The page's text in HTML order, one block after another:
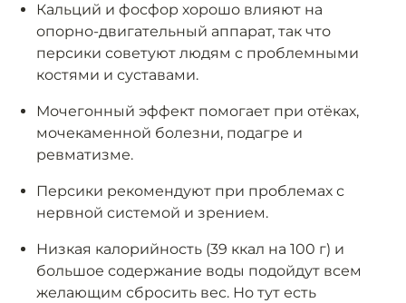
Кальций и фосфор хорошо влияют на
опорно-двигательный аппарат, так что
персики советуют людям с проблемными
костями и суставами.
Мочегонный эффект помогает при отёках,
мочекаменной болезни, подагре и
ревматизме.
Персики рекомендуют при проблемах с
нервной системой и зрением.
Низкая калорийность (39 ккал на 100 г) и
большое содержание воды подойдут всем
желающим сбросить вес. Но тут есть